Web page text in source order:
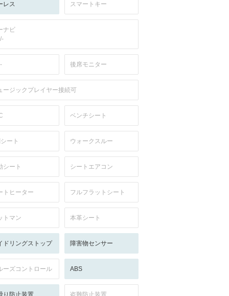
レス スマートキー
ナビ
後席モニター
ージックプレイヤー接続可
ベンチシート
ート ウォークスルー
シート シートエアコン
トヒーター フルフラットシート
トマン 本革シート
ドリングストップ 障害物センサー
ーズコントロール ABS
り防止装置 盗難防止装置